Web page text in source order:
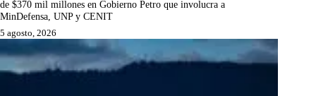
de $370 mil millones en Gobierno Petro que involucra a
MinDefensa, UNP y CENIT
5 agosto, 2026